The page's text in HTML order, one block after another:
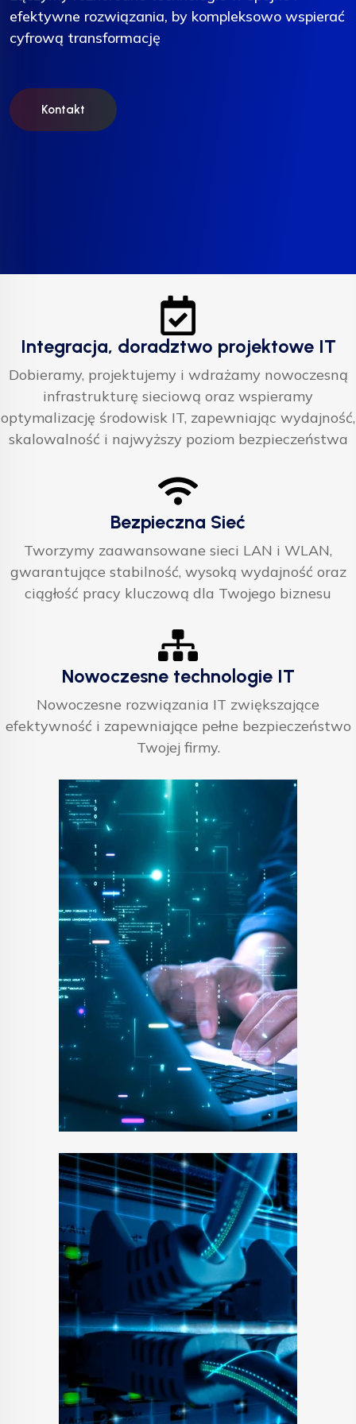
efektywne rozwiązania, by kompleksowo wspierać
cyfrową transformację
Kontakt
efektywne rozwiązania, by kompleksowo wspierać
cyfrową transformację
Kontakt
efektywne rozwiązania, by kompleksowo wspierać
cyfrową transformację
Kontakt
Integracja, doradztwo projektowe IT
Dobieramy, projektujemy i wdrażamy nowoczesną
infrastrukturę sieciową oraz wspieramy
optymalizację środowisk IT, zapewniając wydajność,
skalowalność i najwyższy poziom bezpieczeństwa
Bezpieczna Sieć
Tworzymy zaawansowane sieci LAN i WLAN,
gwarantujące stabilność, wysoką wydajność oraz
ciągłość pracy kluczową dla Twojego biznesu
Nowoczesne technologie IT
Nowoczesne rozwiązania IT zwiększające
efektywność i zapewniające pełne bezpieczeństwo
Twojej firmy.